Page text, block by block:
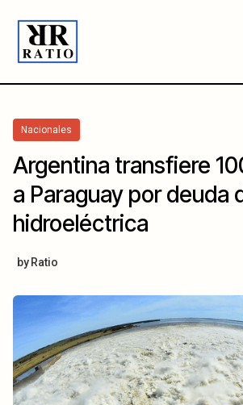
Nacionales
Argentina transfiere
a Paraguay por deuda
hidroeléctrica
by Ratio